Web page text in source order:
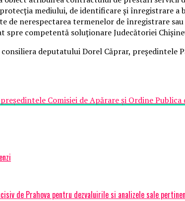
mediului, de identificare şi înregistrare
nerespectarea termenelor de înregistrare sau
competentă soluţionare Judecătoriei
deputatului Dorel Căprar, președintele
Comisiei de Apărare și Ordine
Incisiv de Prahova pentru dezvaluirile si analizele sale